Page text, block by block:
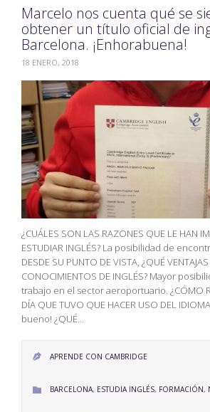
Marcelo nos cuenta qué se
obtener un título oficial de
Barcelona. ¡Enhorabuena!
18 ENERO, 2018
¿CUÁLES SON LAS RAZONES QUE LE HAN
ESTUDIAR INGLÉS? La posibilidad de
DESDE SU PUNTO DE VISTA, ¿QUÉ
CONOCIMIENTOS DE INGLÉS? Mayor
trabajo en el sector aeroportuario. ¿CÓMO
DÍA QUE TUVO QUE HACER USO DEL
bueno! ¿QUÉ…
 APRENDE CON CAMBRIDGE
 CATEGORY
BARCELONA, ESTUDIA INGLÉS, FORMACIÓN,